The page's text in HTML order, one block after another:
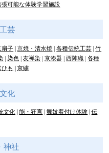
可能な体験学習施設
芸
扇子 京焼・清水焼 各種伝統工芸 竹
染色 友禅染 京漆器 西陣織 各種
も 京繍
化
文化 能・狂言 舞妓着付け体験 伝
神社